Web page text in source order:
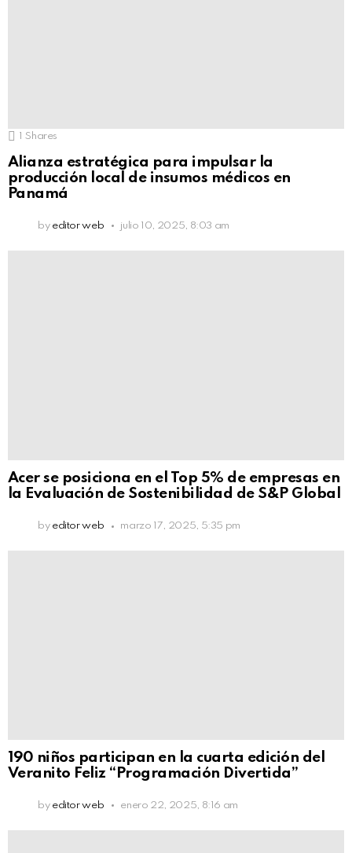
Shares
Alianza estratégica para impulsar la
producción local de insumos médicos en
Panamá
by editor web julio 10, 2025, 8:03 am
Acer se posiciona en el Top 5% de empresas en
la Evaluación de Sostenibilidad de S&P Global
by editor web marzo 17, 2025, 5:35 pm
190 niños participan en la cuarta edición del
Veranito Feliz “Programación Divertida”
by editor web enero 22, 2025, 8:16 am